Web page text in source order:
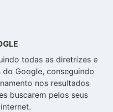
todas as diretrizes e
Google, conseguindo
nos resultados
buscarem pelos seus